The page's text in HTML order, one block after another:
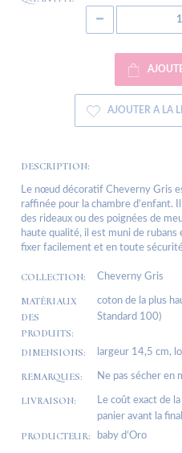
AJOUTER A LA
DESCRIPTION:
Le nœud décoratif Cheverny Gris
raffinée pour la chambre d’enfant.
des rideaux ou des poignées de
haute qualité, il est muni de
fixer facilement et en toute
COLLECTION: Cheverny Gris
MATÉRIAUX
DES
PRODUITS:
coton de la plus
Standard 100)
DIMENSIONS: largeur 14,5 cm,
REMARQUES: Ne pas sécher en
LIVRAISON:
Le coût exact de
panier avant la
PRODUCTEUR: baby d’Oro